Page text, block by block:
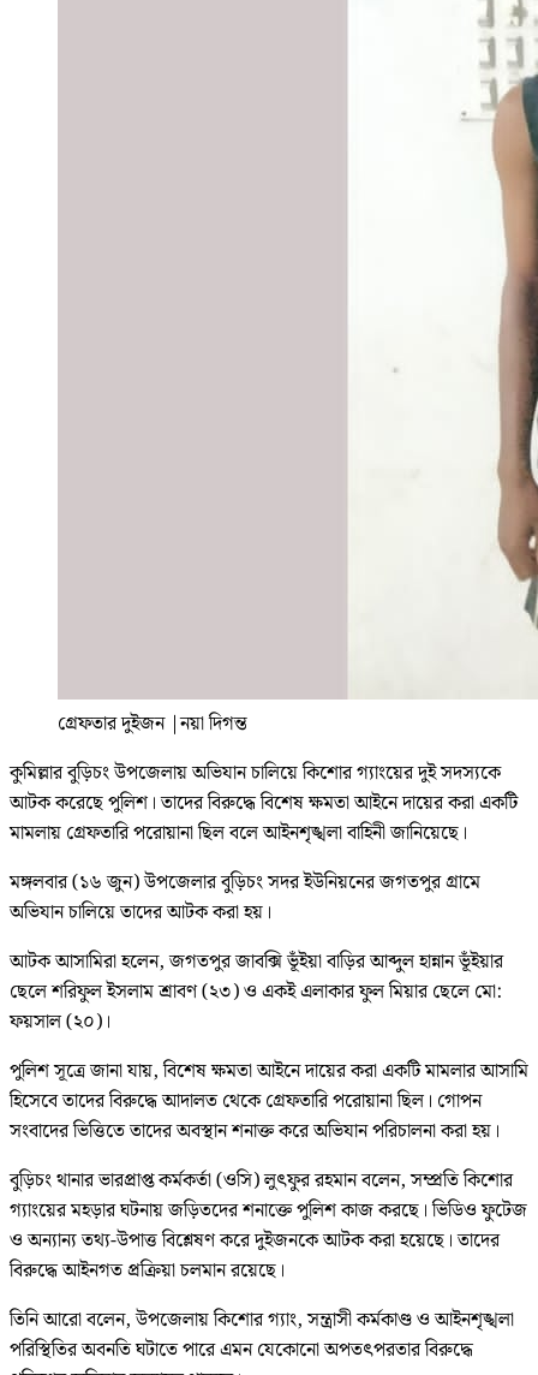
গ্রেফতার দুইজন |নয়া দিগন্ত
কুমিল্লার বুড়িচং উপজেলায় অভিযান চালিয়ে কিশোর গ্যাংয়ের দুই সদস্যকে
আটক করেছে পুলিশ। তাদের বিরুদ্ধে বিশেষ ক্ষমতা আইনে দায়ের করা একটি
মামলায় গ্রেফতারি পরোয়ানা ছিল বলে আইনশৃঙ্খলা বাহিনী জানিয়েছে।
মঙ্গলবার (১৬ জুন) উপজেলার বুড়িচং সদর ইউনিয়নের জগতপুর গ্রামে
অভিযান চালিয়ে তাদের আটক করা হয়।
আটক আসামিরা হলেন, জগতপুর জাবক্সি ভূঁইয়া বাড়ির আব্দুল হান্নান ভূঁইয়ার
ছেলে শরিফুল ইসলাম শ্রাবণ (২৩) ও একই এলাকার ফুল মিয়ার ছেলে মো:
ফয়সাল (২০)।
পুলিশ সূত্রে জানা যায়, বিশেষ ক্ষমতা আইনে দায়ের করা একটি মামলার আসামি
হিসেবে তাদের বিরুদ্ধে আদালত থেকে গ্রেফতারি পরোয়ানা ছিল। গোপন
সংবাদের ভিত্তিতে তাদের অবস্থান শনাক্ত করে অভিযান পরিচালনা করা হয়।
বুড়িচং থানার ভারপ্রাপ্ত কর্মকর্তা (ওসি) লুৎফুর রহমান বলেন, সম্প্রতি কিশোর
গ্যাংয়ের মহড়ার ঘটনায় জড়িতদের শনাক্তে পুলিশ কাজ করছে। ভিডিও ফুটেজ
ও অন্যান্য তথ্য-উপাত্ত বিশ্লেষণ করে দুইজনকে আটক করা হয়েছে। তাদের
বিরুদ্ধে আইনগত প্রক্রিয়া চলমান রয়েছে।
তিনি আরো বলেন, উপজেলায় কিশোর গ্যাং, সন্ত্রাসী কর্মকাণ্ড ও আইনশৃঙ্খলা
পরিস্থিতির অবনতি ঘটাতে পারে এমন যেকোনো অপতৎপরতার বিরুদ্ধে